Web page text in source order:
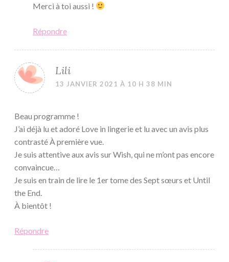
Merci à toi aussi !
Répondre
Lili
13 JANVIER 2021 À 10 H 38 MIN
Beau programme !
J’ai déjà lu et adoré Love in lingerie et lu avec un avis plus
contrasté À première vue.
Je suis attentive aux avis sur Wish, qui ne m’ont pas encore
convaincue…
Je suis en train de lire le 1er tome des Sept sœurs et Until
the End.
À bientôt !
Répondre